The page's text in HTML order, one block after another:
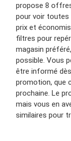
propose 8
pour voir toutes
prix et
filtres pour
magasin
possible. Vous
être informé
promotion, que
prochaine. Le
mais vous en
similaires pour